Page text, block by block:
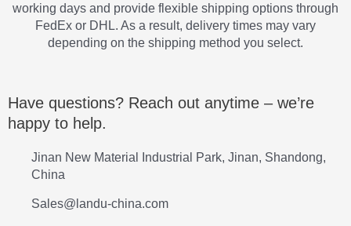
working days and provide flexible shipping options through
FedEx or DHL. As a result, delivery times may vary
depending on the shipping method you select.
Have questions? Reach out anytime – we’re
happy to help.
Jinan New Material Industrial Park, Jinan, Shandong,
China
Sales@landu-china.com